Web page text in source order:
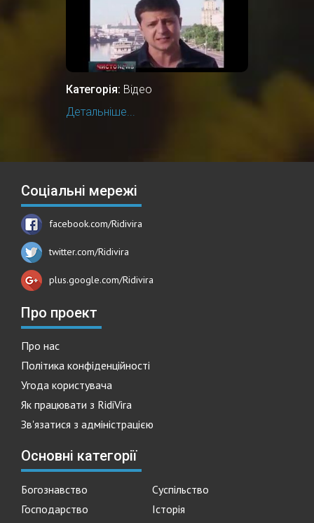
Категорія: Відео
Детальніше...
Соціальні мережі
facebook.com/Ridivira
twitter.com/Ridivira
plus.google.com/Ridivira
Про проект
Про нас
Політика конфіденційності
Угода користувача
Як працювати з RidiVira
Зв'язатися з адміністрацією
Основні категорії
Богознавство
Суспільство
Господарство
Історія